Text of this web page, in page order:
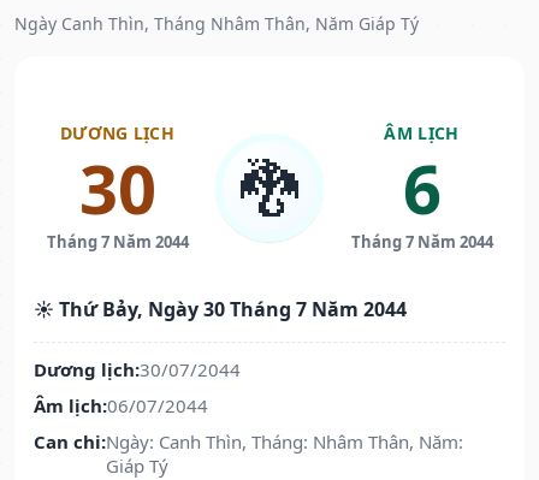
Ngày Canh Thìn, Tháng Nhâm Thân, Năm Giáp Tý
DƯƠNG LỊCH
30
Tháng 7 Năm 2044
🐉
ÂM LỊCH
6
Tháng 7 Năm 2044
☀️ Thứ Bảy, Ngày 30 Tháng 7 Năm 2044
Dương lịch:30/07/2044
Âm lịch:06/07/2044
Can chi:Ngày: Canh Thìn, Tháng: Nhâm Thân, Năm:
Giáp Tý